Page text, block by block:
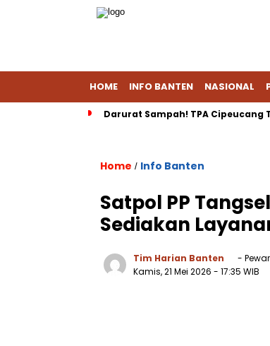
HOME INFO BANTEN NASIONAL
Darurat Sampah! TPA Cipeucang
Home / Info Banten
Satpol PP
Sediakan
Tim Harian Banten
-
Kamis, 21 Mei 2026 - 17:35 WIB